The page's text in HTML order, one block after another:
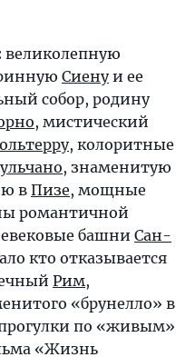
великолепную
Сиенуи ее
собор, родину
, мистический
, колоритные
, знаменитую
вПизе, мощные
романтичной
башни Сан-
кто отказывается
Рим,
«брунелло» в
по «живым»
«Жизнь